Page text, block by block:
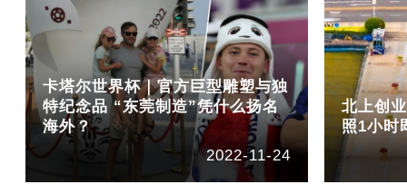
卡塔尔世界杯｜官方巨型雕塑与独
特纪念品 “东莞制造”凭什么扬名
海外？
2022-11-24
北上创
照1小时